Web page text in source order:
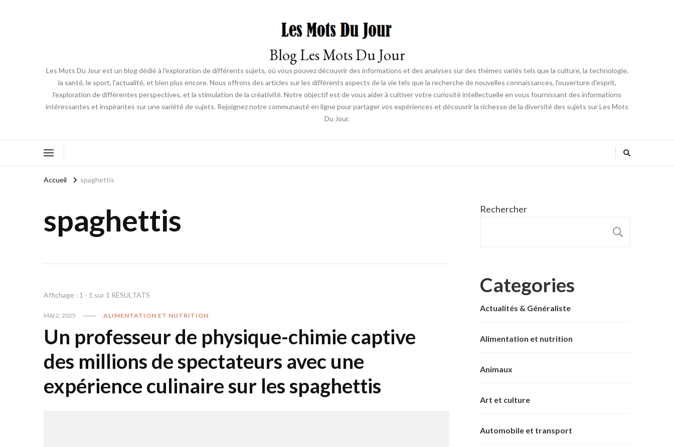
Blog Les Mots Du Jour
Les Mots Du Jour est un blog dédié à l'exploration de différents sujets, où vous pouvez découvrir des informations et des analyses sur des thèmes variés tels que la culture, la technologie,
la santé, le sport, l'actualité, et bien plus encore. Nous offrons des articles sur les différents aspects de la vie tels que la recherche de nouvelles connaissances, l'ouverture d'esprit,
l'exploration de différentes perspectives, et la stimulation de la créativité. Notre objectif est de vous aider à cultiver votre curiosité intellectuelle en vous fournissant des informations
intéressantes et inspirantes sur une variété de sujets. Rejoignez notre communauté en ligne pour partager vos expériences et découvrir la richesse de la diversité des sujets sur Les Mots
Du Jour.
Accueil spaghettis
spaghettis
Affichage : 1 - 1 sur 1 RÉSULTATS
MAI 2, 2025 ALIMENTATION ET NUTRITION
Un professeur de physique-chimie captive
des millions de spectateurs avec une
expérience culinaire sur les spaghettis
Rechercher
Categories
Actualités & Généraliste
Alimentation et nutrition
Animaux
Art et culture
Automobile et transport